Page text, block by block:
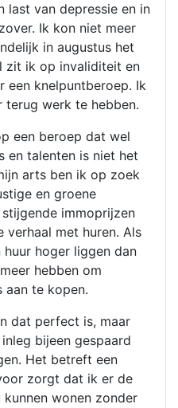
last van depressie en in
Ik kon niet meer
in augustus het
zit ik op invaliditeit en
een knelpuntberoep. Ik
werk te hebben.
een beroep dat wel
en talenten is niet het
arts ben ik op zoek
en groene
immoprijzen
verhaal met huren. Als
hoger liggen dan
hebben om
te kopen.
dat perfect is, maar
bijeen gespaard
Het betreft een
zorgt dat ik er de
wonen zonder